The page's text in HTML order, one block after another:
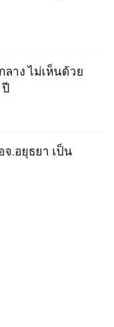
าง ไม่เห็นด้วย
.อยุธยา เป็น